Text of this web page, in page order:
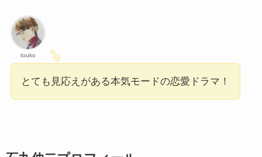
touko
とても見応えがある本気モードの恋愛ドラマ！